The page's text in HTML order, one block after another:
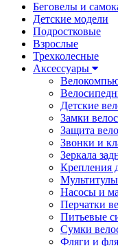
Беговелы и
Детские модели
Подростковые
Взрослые
Трехколесные
Аксессуары
Детские
Замки
Защита
Звонки и
Зеркала
Крепления
Насосы и
Перчатки
Питьевые
Сумки
Фляги и